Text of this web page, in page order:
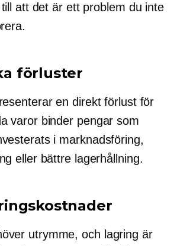
att det är ett problem du inte
förluster
en direkt förlust för
varor binder pengar som
i marknadsföring,
eller bättre lagerhållning.
utrymme, och lagring är